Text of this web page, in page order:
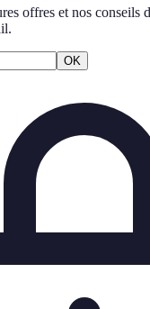
offres et nos conseils
OK